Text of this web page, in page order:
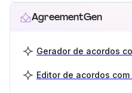
AgreementGen
Gerador de acordos
Editor de acordos com